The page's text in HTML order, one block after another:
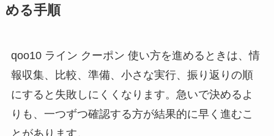
める手順
qoo10 ライン クーポン 使い方を進めるときは、情
報収集、比較、準備、小さな実行、振り返りの順
にすると失敗しにくくなります。急いで決めるよ
りも、一つずつ確認する方が結果的に早く進むこ
とがあります。